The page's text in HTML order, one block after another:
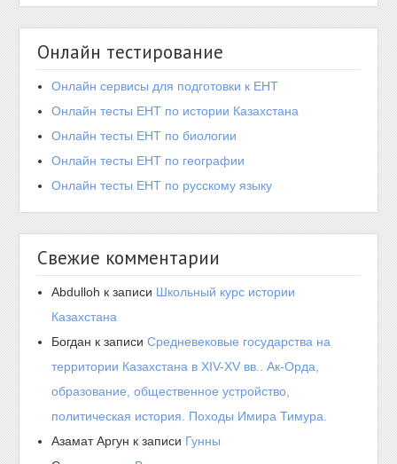
Онлайн тестирование
Онлайн сервисы для подготовки к ЕНТ
Онлайн тесты ЕНТ по истории Казахстана
Онлайн тесты ЕНТ по биологии
Онлайн тесты ЕНТ по географии
Онлайн тесты ЕНТ по русскому языку
Свежие комментарии
Abdulloh к записи Школьный курс истории
Казахстана
Богдан к записиСредневековые государства на
территории Казахстана в XIV-XV вв.. Ак-Орда,
образование, общественное устройство,
политическая история. Походы Имира Тимура.
Азамат Аргун к записи Гунны